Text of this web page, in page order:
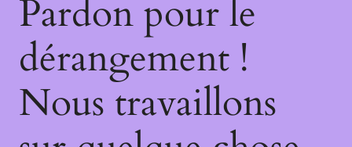
Pardon pour le
dérangement !
Nous travaillons